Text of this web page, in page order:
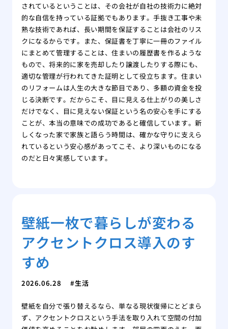
されているということは、その会社が自社の技術力に絶対
的な自信を持っている証拠でもあります。手抜き工事や未
熟な技術であれば、長い期間を保証することは会社のリス
クになるからです。また、保証書を丁寧に一冊のファイル
にまとめて管理することは、住まいの履歴書を作るような
もので、将来的に家を売却したり譲渡したりする際にも、
適切な管理が行われてきた証明として役立ちます。住まい
のリフォームは人生の大きな節目であり、多額の資金を投
じる決断です。だからこそ、目に見える仕上がりの美しさ
だけでなく、目に見えない保証という名の安心を手にする
ことが、本当の意味での成功であると確信しています。新
しくなった家で家族と語らう時間は、確かな守りに支えら
れているという安心感があってこそ、より深いものになる
のだと日々実感しています。
壁紙一枚で暮らしが変わる
アクセントクロス導入のす
すめ
2026.06.28 生活
壁紙を自分で張り替えるなら、単なる現状復帰にとどまら
ず、アクセントクロスという手法を取り入れて空間の付加